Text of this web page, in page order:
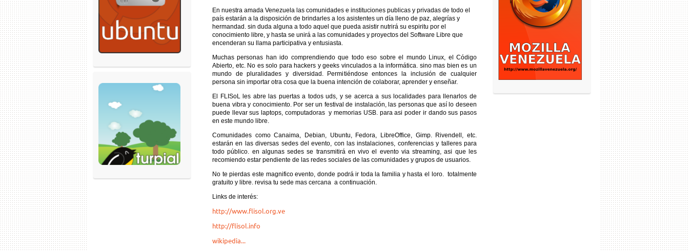
En nuestra amada Venezuela las comunidades e instituciones publicas y privadas de todo el
país estarán a la disposición de brindarles a los asistentes un día lleno de paz, alegrías y
hermandad. sin duda alguna a todo aquel que pueda asistir nutrirá su espiritu por el
conocimiento libre, y hasta se unirá a las comunidades y proyectos del Software Libre que
encenderan su llama participativa y entusiasta.
Muchas personas han ido comprendiendo que todo eso sobre el mundo Linux, el Código
Abierto, etc. No es solo para hackers y geeks vinculados a la informática. sino mas bien es un
mundo de pluralidades y diversidad. Permitiéndose entonces la inclusión de cualquier
persona sin importar otra cosa que la buena intención de colaborar, aprender y enseñar.
El FLISoL les abre las puertas a todos uds, y se acerca a sus localidades para llenarlos de
buena vibra y conocimiento. Por ser un festival de instalación, las personas que así lo deseen
puede llevar sus laptops, computadoras y memorias USB. para asi poder ir dando sus pasos
en este mundo libre.
Comunidades como Canaima, Debian, Ubuntu, Fedora, LibreOffice, Gimp. Rivendell, etc.
estarán en las diversas sedes del evento, con las instalaciones, conferencias y talleres para
todo público. en algunas sedes se transmitirá en vivo el evento via streaming, asi que les
recomiendo estar pendiente de las redes sociales de las comunidades y grupos de usuarios.
No te pierdas este magnifico evento, donde podrá ir toda la familia y hasta el loro. totalmente
gratuito y libre. revisa tu sede mas cercana a continuación.
Links de interés:
http://www.flisol.org.ve
http://flisol.info
wikipedia...